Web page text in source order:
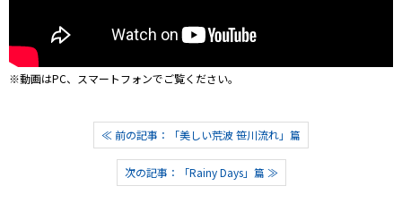
※動画はPC、スマートフォンでご覧ください。
≪ 前の記事：「美しい荒波 笹川流れ」篇
次の記事：「Rainy Days」篇 ≫